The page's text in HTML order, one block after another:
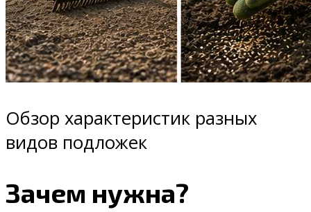
Обзор характеристик разных
видов подложек
Зачем нужна?